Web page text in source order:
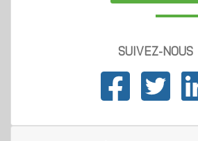
SUIVEZ-NOUS